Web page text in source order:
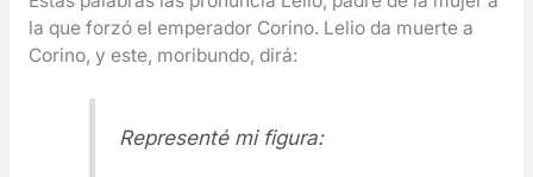
la que forzó el emperador Corino. Lelio da muerte a
Corino, y este, moribundo, dirá:
Representé mi figura: